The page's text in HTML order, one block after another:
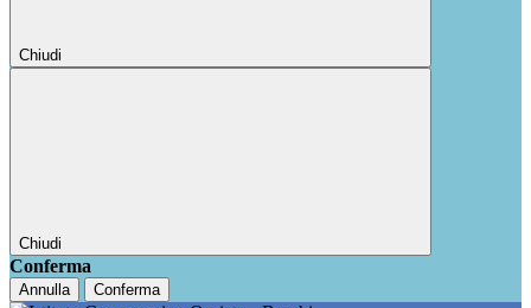
Chiudi
Chiudi
Conferma
Annulla Conferma